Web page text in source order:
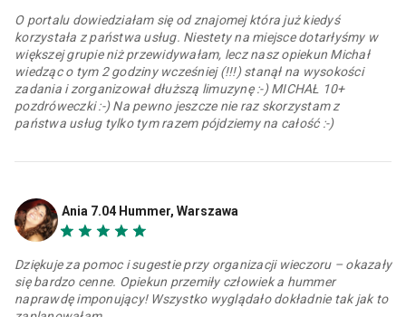
O portalu dowiedziałam się od znajomej która już kiedyś
korzystała z państwa usług. Niestety na miejsce dotarłyśmy w
większej grupie niż przewidywałam, lecz nasz opiekun Michał
wiedząc o tym 2 godziny wcześniej (!!!) stanął na wysokości
zadania i zorganizował dłuższą limuzynę :-) MICHAŁ 10+
pozdróweczki :-) Na pewno jeszcze nie raz skorzystam z
państwa usług tylko tym razem pójdziemy na całość :-)
Ania 7.04 Hummer, Warszawa
Dziękuje za pomoc i sugestie przy organizacji wieczoru – okazały
się bardzo cenne. Opiekun przemiły człowiek a hummer
naprawdę imponujący! Wszystko wyglądało dokładnie tak jak to